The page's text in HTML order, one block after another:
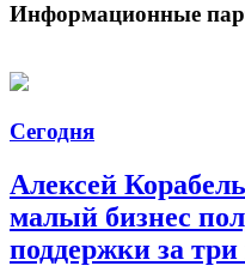
Информационные
Сегодня
Алексей
малый бизнес
поддержки за три